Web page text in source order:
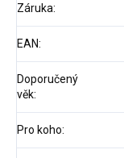
Záruka:
EAN:
Doporučený
věk:
Pro koho: